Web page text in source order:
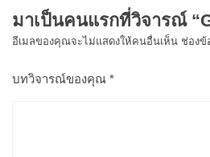
มาเป็นคนแรกที่วิจารณ์
อีเมลของคุณจะไม่แสดงให้คนอื่นเห็น ช่องข้
บทวิจารณ์ของคุณ *